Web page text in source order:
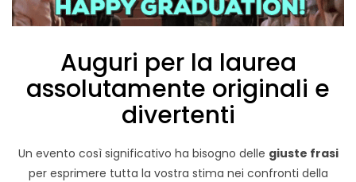
Auguri per la laurea
assolutamente originali e
divertenti
Un evento così significativo ha bisogno delle giuste frasi
per esprimere tutta la vostra stima nei confronti della